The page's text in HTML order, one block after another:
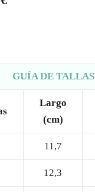
GUÍA DE TALLAS
Largo
(cm)
11,7
12,3